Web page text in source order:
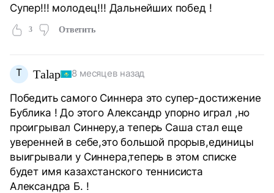
Супер!!! молодец!!! Дальнейших побед !
3 Ответить
Т Тalap 8 месяцев назад
Победить самого Синнера это супер-достижение
Бублика ! До этого Александр упорно играл ,но
проигрывал Синнеру,а теперь Саша стал еще
уверенней в себе,это большой прорыв,единицы
выигрывали у Синнера,теперь в этом списке
будет имя казахстанского теннисиста
Александра Б. !